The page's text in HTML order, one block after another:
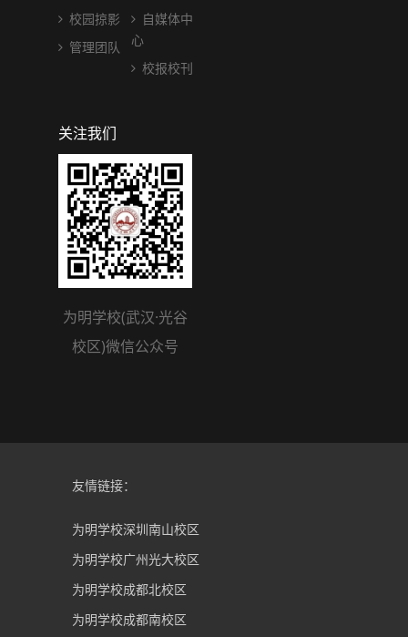
校园掠影
管理团队
自媒体中
心
校报校刊
关注我们
为明学校(武汉·光谷
校区)微信公众号
友情链接：
为明学校深圳南山校区
为明学校广州光大校区
为明学校成都北校区
为明学校成都南校区